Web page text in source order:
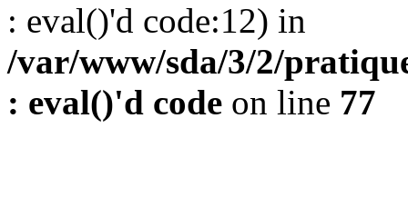
: eval()'d code:12) in
/var/www/sda/3/2/
: eval()'d code on line 77